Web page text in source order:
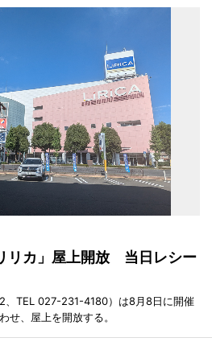
リカ」屋上開放 当日レシー
、TEL 027-231-4180）は8月8日に開催
せ、屋上を開放する。